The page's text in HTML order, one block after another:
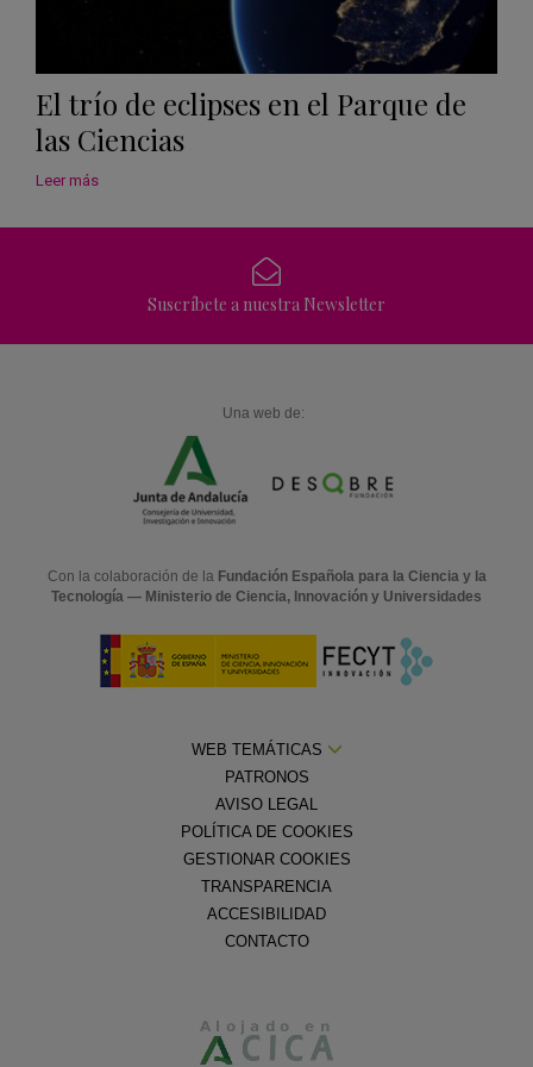
El trío de eclipses en el Parque de
las Ciencias
Leer más
Suscríbete a nuestra Newsletter
Una web de:
Con la colaboración de la Fundación Española para la Ciencia y la
Tecnología — Ministerio de Ciencia, Innovación y Universidades
WEB TEMÁTICAS
PATRONOS
AVISO LEGAL
POLÍTICA DE COOKIES
GESTIONAR COOKIES
TRANSPARENCIA
ACCESIBILIDAD
CONTACTO